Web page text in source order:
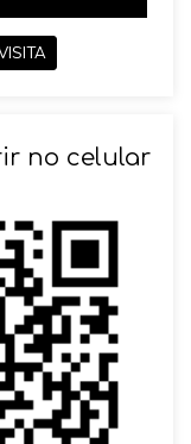
no celular